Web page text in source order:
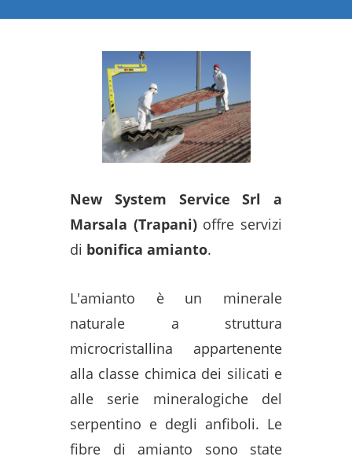
New System Service Srl a
Marsala (Trapani)offre servizi
di bonifica amianto.
L'amianto è un minerale
naturale a struttura
microcristallina appartenente
alla classe chimica dei silicati e
alle serie mineralogiche del
serpentino e degli anfiboli. Le
fibre di amianto sono state